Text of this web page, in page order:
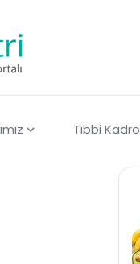
Tıbbi Kadro